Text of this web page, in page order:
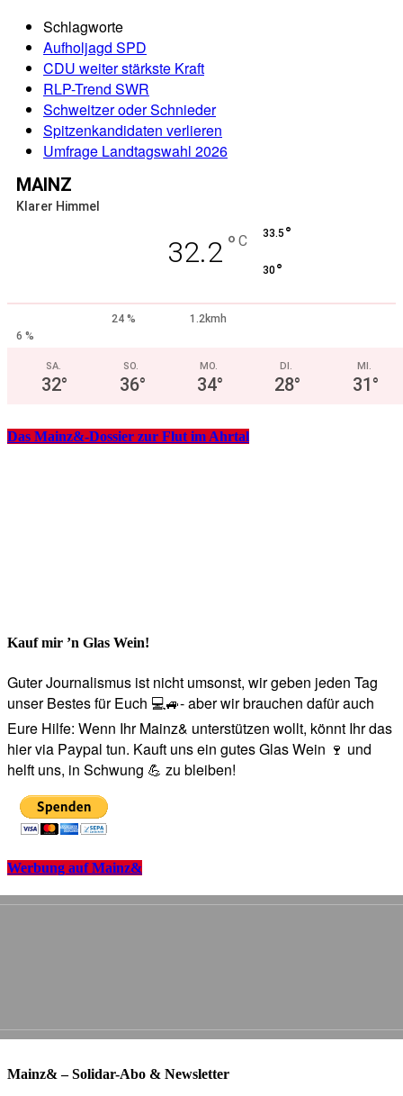
Schlagworte
Aufholjagd SPD
CDU weiter stärkste Kraft
RLP-Trend SWR
Schweitzer oder Schnieder
Spitzenkandidaten verlieren
Umfrage Landtagswahl 2026
MAINZ
Klarer Himmel
32.2 ° C 33.5 °
30°
24 %
1.2kmh
6 %
SA.
32°
SO.
36°
MO.
34°
DI.
28°
MI.
31 °
Das Mainz&-Dossier zur Flut im Ahrtal
Kauf mir ’n Glas Wein!
Guter Journalismus ist nicht umsonst, wir geben jeden Tag
unser Bestes für Euch 💻🚙- aber wir brauchen dafür auch
Eure Hilfe: Wenn Ihr Mainz& unterstützen wollt, könnt Ihr das
hier via Paypal tun. Kauft uns ein gutes Glas Wein 🍷 und
helft uns, in Schwung 💪 zu bleiben!
Werbung auf Mainz&
Mainz& – Solidar-Abo & Newsletter